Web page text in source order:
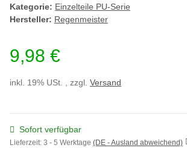
Kategorie: Einzelteile PU-Serie
Hersteller: Regenmeister
9,98 €
inkl. 19% USt. , zzgl. Versand
Sofort verfügbar
Lieferzeit: 3 - 5 Werktage (DE - Ausland abweichend)